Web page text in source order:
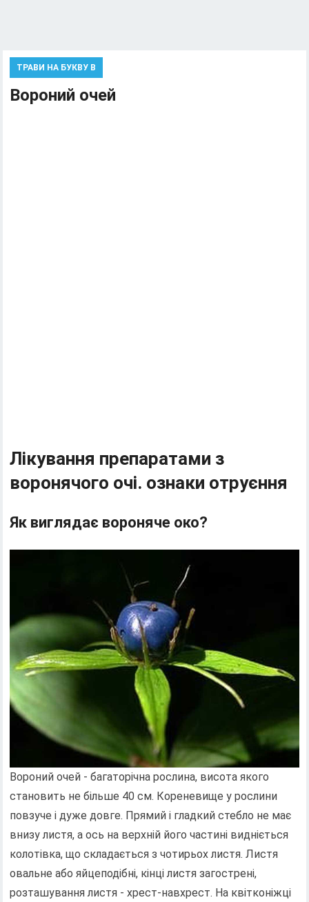
ТРАВИ НА БУКВУ В
Вороний очей
Лікування препаратами з
воронячого очі. ознаки отруєння
Як виглядає вороняче око?
Вороний очей - багаторічна рослина, висота якого
становить не більше 40 см. Кореневище у рослини
повзуче і дуже довге. Прямий і гладкий стебло не має
внизу листя, а ось на верхній його частині видніється
колотівка, що складається з чотирьох листя. Листя
овальне або яйцеподібні, кінці листя загострені,
розташування листя - хрест-навхрест. На квітконіжці